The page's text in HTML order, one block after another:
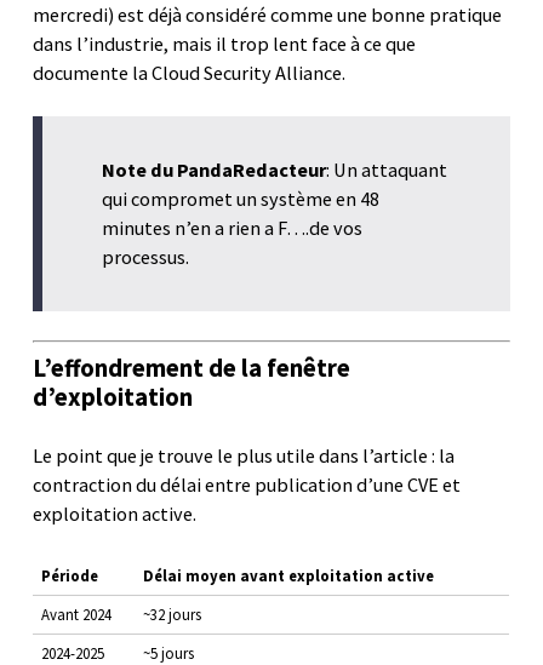
mercredi) est déjà considéré comme une bonne pratique
dans l’industrie, mais il trop lent face à ce que
documente la Cloud Security Alliance.
Note du PandaRedacteur: Un attaquant
qui compromet un système en 48
minutes n’en a rien a F….de vos
processus.
L’effondrement de la fenêtre
d’exploitation
Le point que je trouve le plus utile dans l’article : la
contraction du délai entre publication d’une CVE et
exploitation active.
Période
Délai moyen avant exploitation active
Avant 2024
~32 jours
2024-2025
~5 jours